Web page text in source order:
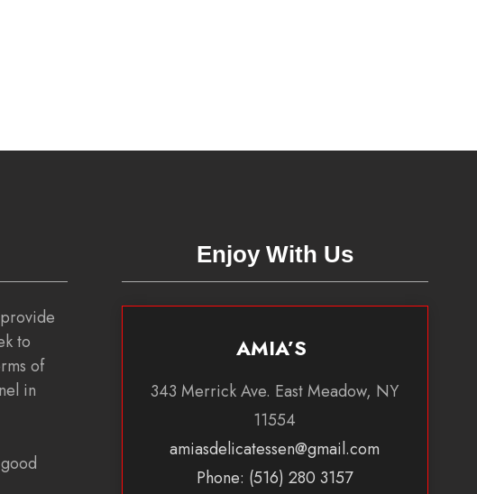
to
of
in
Enjoy With Us
AMIA’S
343 Merrick Ave. East Meadow, NY
11554
amiasdelicatessen@gmail.com
Phone: (516) 280 3157